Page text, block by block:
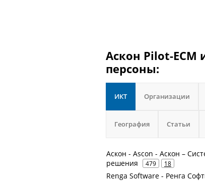
Аскон Pilot-ECM
персоны:
ИКТ Организации
География Статьи
Аскон - Ascon - Аскон –
решения
479 18
Renga Software - Ренга